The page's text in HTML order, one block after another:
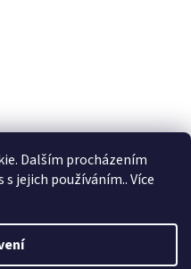
Dalším procházením
jejich používáním.. Více
Shoptet